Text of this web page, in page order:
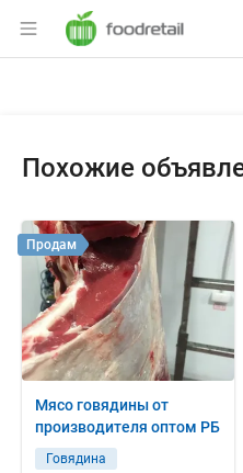
Раздел навигации
Похожие
Мясо говядины от
производителя оптом РБ
Говядина
Продам